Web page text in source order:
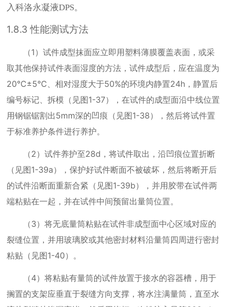
入科洛永凝液DPS。
1.8.3性能测试方法
（1）试件成型抹面应立即用塑料薄膜覆盖表面，或采
取其他保持试件表面湿度的方法，试件成型后，应在温度为
20℃±5℃、相对湿度大于50%的环境内静置24h ，静置后
编号标记、拆模（见图1-37），在试件的成型面沿中线位置
用钢锯锯割出5mm深的凹痕（见图1-38），然后将试件置
于标准养护条件进行养护。
（2）试件养护至28d ，将试件取出，沿凹痕位置折断
（见图1-39a），保护好试件断面不被破坏，然后将断开后
的试件沿断面重新合紧（见图1-39b），并用胶带在试件两
端粘贴在一起，并在试件中间预留出量筒位置。
（3）将无底量筒粘贴在试件非成型面中心区域对应的
裂缝位置，并用玻璃胶或其他密封材料沿量筒四周进行密封
粘贴（见图1-40）。
（4）将粘贴有量筒的试件放置于接水的容器槽，用于
搁置的支架应垂直于裂缝方向支撑，将水注满量筒，直至水